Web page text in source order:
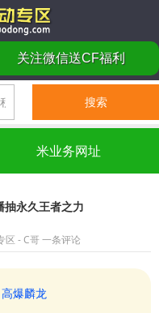
关注微信送CF福利
米业务网址
抽永久王者之力
区 - C哥一条评论
爆麟龙